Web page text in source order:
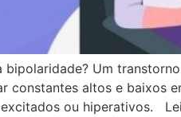
bipolaridade? Um
constantes altos e baixos
ou hiperativos.